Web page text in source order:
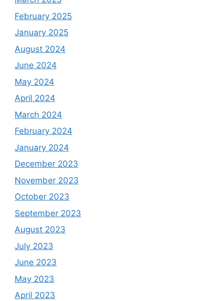
February 2025
January 2025
August 2024
June 2024
May 2024
April 2024
March 2024
February 2024
January 2024
December 2023
November 2023
October 2023
September 2023
August 2023
July 2023
June 2023
May 2023
April 2023